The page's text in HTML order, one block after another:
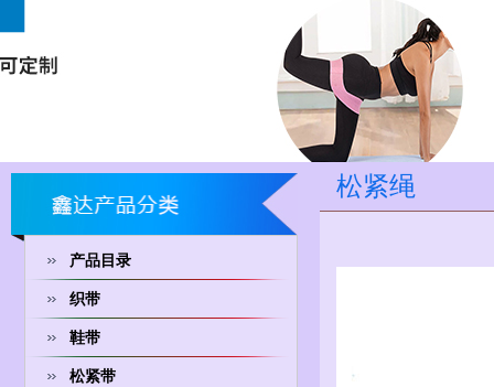
产品目录
织带
鞋带
松紧带
松紧绳